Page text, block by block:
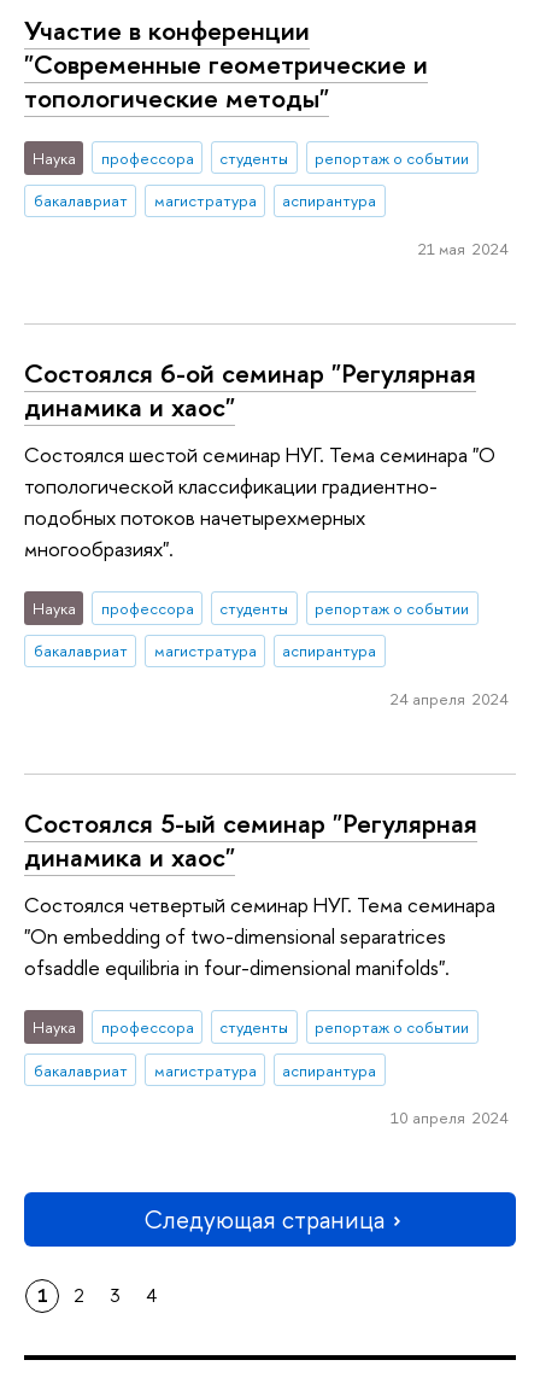
Участие в конференции
"Современные геометрические и
топологические методы"
Наука профессора студенты
репортаж о событии
бакалавриат
магистратура аспирантура
21 мая 2024
Состоялся 6-ой семинар "Регулярная
динамика и хаос"
Состоялся шестой семинар НУГ. Тема семинара "О
топологической классификации градиентно-
подобных потоков начетырехмерных
многообразиях".
Наука профессора студенты
репортаж о событии
бакалавриат
магистратура аспирантура
24 апреля 2024
Состоялся 5-ый семинар "Регулярная
динамика и хаос"
Состоялся четвертый семинар НУГ. Тема семинара
"On embedding of two-dimensional separatrices
ofsaddle equilibria in four-dimensional manifolds".
Наука профессора студенты
репортаж о событии
бакалавриат
магистратура аспирантура
10 апреля 2024
Следующая страница
1 2 3 4